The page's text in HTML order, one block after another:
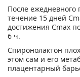
После ежедневного
течение 15 дней С
достижения Сmax
6 ч.
Спиронолактон
этом сам и его
плацентарный